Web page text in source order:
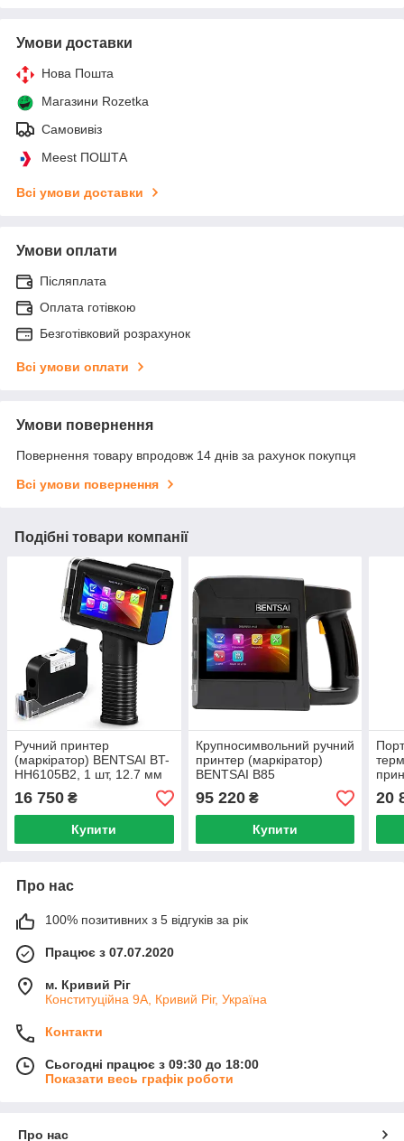
Умови доставки
Нова Пошта
Магазини Rozetka
Самовивіз
Meest ПОШТА
Всі умови доставки
Умови оплати
Післяплата
Оплата готівкою
Безготівковий розрахунок
Всі умови оплати
Умови повернення
Повернення товару впродовж 14 днів за рахунок покупця
Всі умови повернення
Подібні товари компанії
Ручний принтер
(маркіратор) BENTSAI BT-
HH6105B2, 1 шт, 12.7 мм
16 750 ₴
Купити
Крупносимвольний ручний
принтер (маркіратор)
BENTSAI B85
95 220₴
Купити
20
Про нас
100% позитивних з 5 відгуків за рік
Працює з 07.07.2020
м. Кривий Ріг
Конституційна 9А, Кривий Ріг, Україна
Контакти
Сьогодні працює з 09:30 до 18:00
Показати весь графік роботи
Про нас